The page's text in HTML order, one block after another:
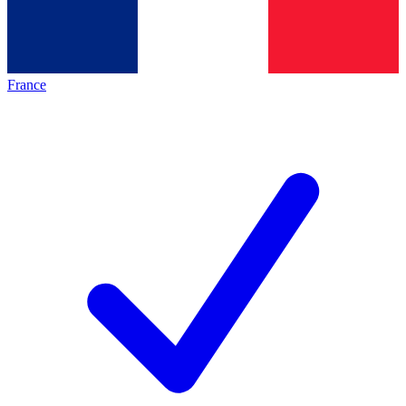
France